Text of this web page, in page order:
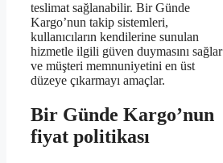
teslimat sağlanabilir. Bir Günde
Kargo’nun takip sistemleri,
kullanıcıların kendilerine sunulan
hizmetle ilgili güven duymasını sağlar
ve müşteri memnuniyetini en üst
düzeye çıkarmayı amaçlar.
Bir Günde Kargo’nun
fiyat politikası